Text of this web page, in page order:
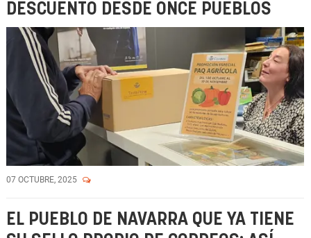
DESCUENTO DESDE ONCE PUEBLOS
07 OCTUBRE, 2025
EL PUEBLO DE NAVARRA QUE YA TIENE